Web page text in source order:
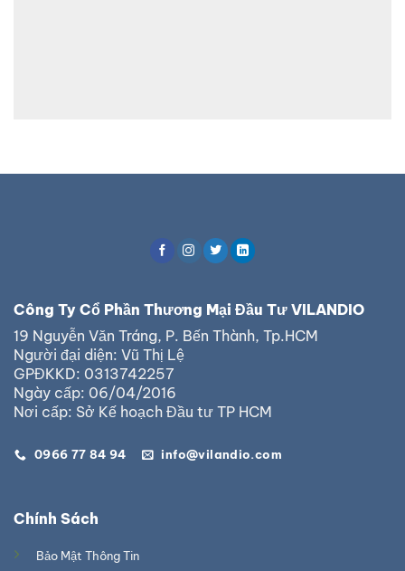
Công Ty Cổ Phần Thương Mại Đầu Tư VILANDIO
19 Nguyễn Văn Tráng, P. Bến Thành, Tp.HCM
Người đại diện: Vũ Thị Lệ
GPĐKKD: 0313742257
Ngày cấp: 06/04/2016
Nơi cấp: Sở Kế hoạch Đầu tư TP HCM
0966 77 84 94 info@vilandio.com
Chính Sách
Bảo Mật Thông Tin